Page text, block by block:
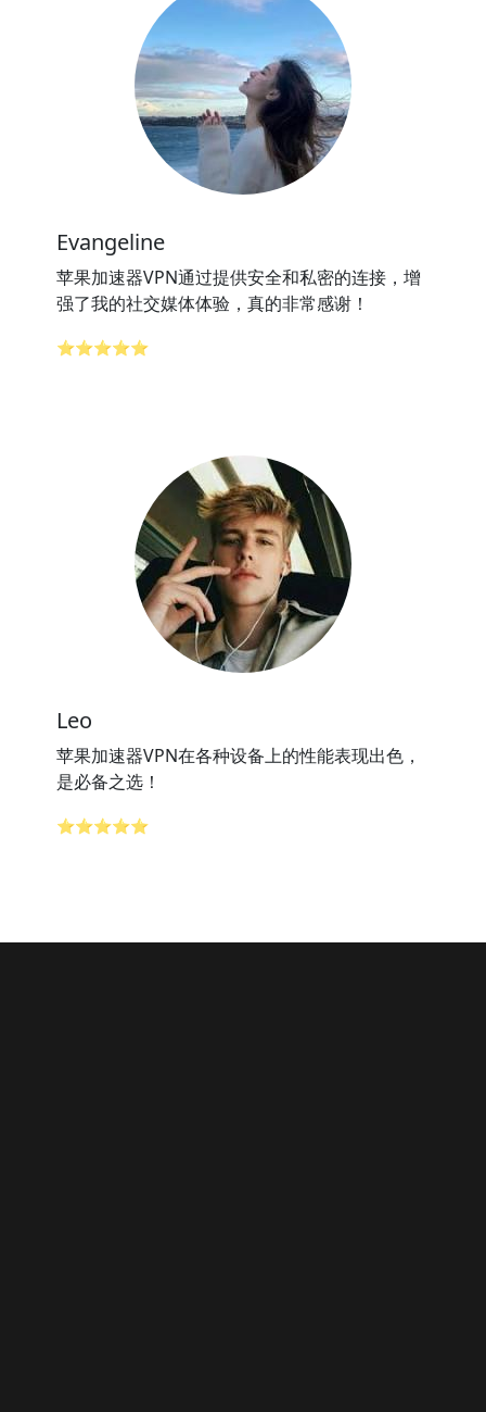
Evangeline
苹果加速器VPN通过提供安全和私密的连接，增
强了我的社交媒体体验，真的非常感谢！
⭐⭐⭐⭐⭐
Leo
苹果加速器VPN在各种设备上的性能表现出色，
是必备之选！
⭐⭐⭐⭐⭐